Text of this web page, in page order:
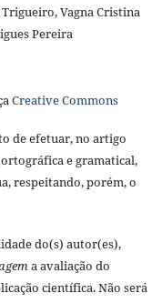
Trigueiro, Vagna Cristina
Pereira
Creative Commons
de efetuar, no artigo
e gramatical,
respeitando, porém, o
do(s) autor(es),
a avaliação do
científica. Não será